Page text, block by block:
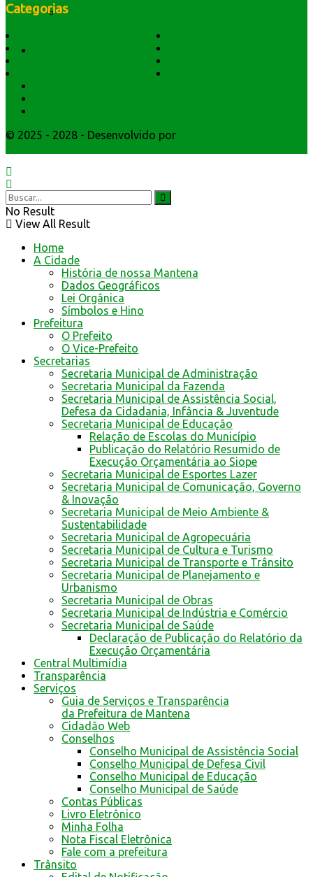
Educação no Trânsito
Categorias
Dados Geográficos
© 2025 - 2028 - Desenvolvido por
No Result
View All Result
Home
A Cidade
História de nossa Mantena
Dados Geográficos
Lei Orgânica
Símbolos e Hino
Prefeitura
O Prefeito
O Vice-Prefeito
Secretarias
Secretaria Municipal de Administração
Secretaria Municipal da Fazenda
Secretaria Municipal de Assistência Social,
Defesa da Cidadania, Infância & Juventude
Secretaria Municipal de Educação
Relação de Escolas do Município
Publicação do Relatório Resumido de
Execução Orçamentária ao Siope
Secretaria Municipal de Esportes Lazer
Secretaria Municipal de Comunicação, Governo
& Inovação
Secretaria Municipal de Meio Ambiente &
Sustentabilidade
Secretaria Municipal de Agropecuária
Secretaria Municipal de Cultura e Turismo
Secretaria Municipal de Transporte e Trânsito
Secretaria Municipal de Planejamento e
Urbanismo
Secretaria Municipal de Obras
Secretaria Municipal de Indústria e Comércio
Secretaria Municipal de Saúde
Declaração de Publicação do Relatório da
Execução Orçamentária
Central Multimídia
Transparência
Serviços
Guia de Serviços e Transparência
da Prefeitura de Mantena
Cidadão Web
Conselhos
Conselho Municipal de Assistência Social
Conselho Municipal de Defesa Civil
Conselho Municipal de Educação
Conselho Municipal de Saúde
Contas Públicas
Livro Eletrônico
Minha Folha
Nota Fiscal Eletrônica
Fale com a prefeitura
Trânsito